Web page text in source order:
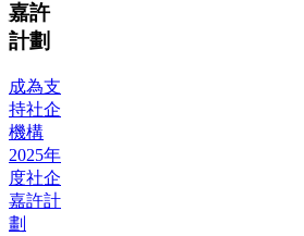
嘉許
計劃
成為支
持社企
機構
2025年
度社企
嘉許計
劃